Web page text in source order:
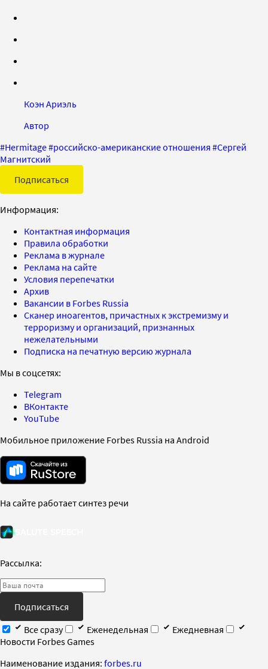
Коэн Ариэль
Автор
#Hermitage#российско-американские отношения #Сергей
Магнитский
Подписаться
Информация:
Контактная информация
Правила обработки
Реклама в журнале
Реклама на сайте
Условия перепечатки
Архив
Вакансии в Forbes Russia
Сканер иноагентов, причастных к экстремизму и
терроризму и организаций, признанных
нежелательными
Подписка на печатную версию журнала
Мы в соцсетях:
Telegram
ВКонтакте
YouTube
Мобильное приложение Forbes Russia на Android
На сайте работает синтез речи
Рассылка:
Подписаться
Все сразу
Еженедельная
Ежедневная
Новости Forbes Games
Наименование издания: forbes.ru